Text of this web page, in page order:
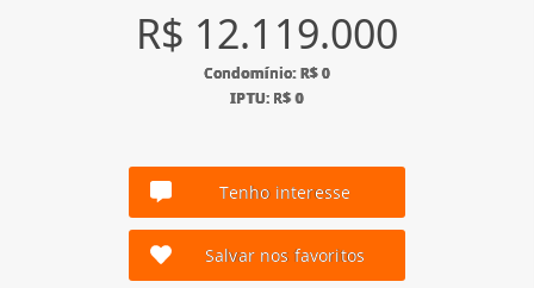
R$ 12.119.000
Condomínio: R$ 0
IPTU: R$ 0
Tenho interesse
Salvar nos favoritos